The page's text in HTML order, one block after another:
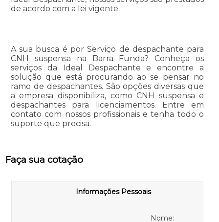
de acordo com a lei vigente.
A sua busca é por Serviço de despachante para
CNH suspensa na Barra Funda? Conheça os
serviços da Ideal Despachante e encontre a
solução que está procurando ao se pensar no
ramo de despachantes. São opções diversas que
a empresa disponibiliza, como CNH suspensa e
despachantes para licenciamentos. Entre em
contato com nossos profissionais e tenha todo o
suporte que precisa.
Faça sua cotação
Informações Pessoais
Nome: